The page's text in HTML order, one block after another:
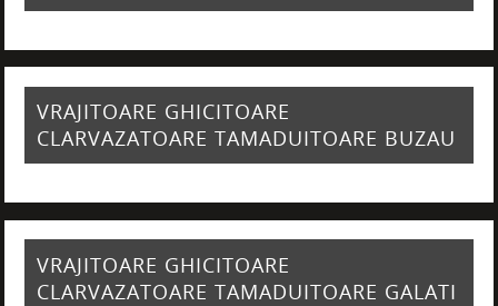
VRAJITOARE GHICITOARE
CLARVAZATOARE TAMADUITOARE BUZAU
VRAJITOARE GHICITOARE
CLARVAZATOARE TAMADUITOARE GALATI